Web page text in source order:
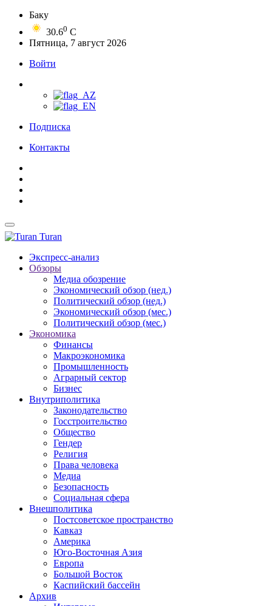
Баку
30.60 C
Пятница, 7 август 2026
Войти
Подписка
Контакты
Turan
Экспресс-анализ
Обзоры
Медиа обозрение
Экономический обзор (нед.)
Политический обзор (нед.)
Экономический обзор (мес.)
Политический обзор (мес.)
Экономика
Финансы
Макроэкономика
Промышленность
Аграрный сектор
Бизнес
Внутриполитика
Законодательство
Госстроительство
Общество
Гендер
Религия
Права человека
Медиа
Безопасность
Социальная сфера
Внешполитика
Постсоветское пространство
Кавказ
Америка
Юго-Восточная Азия
Европа
Большой Восток
Каспийский бассейн
Архив